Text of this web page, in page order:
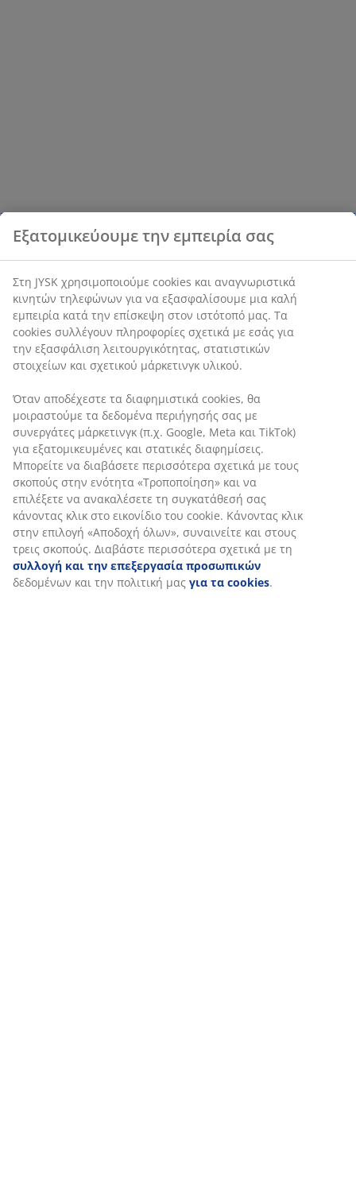
Εξατομικεύουμε την εμπειρία σας
Στη JYSK χρησιμοποιούμε cookies και αναγνωριστικά
κινητών τηλεφώνων για να εξασφαλίσουμε μια καλή
εμπειρία κατά την επίσκεψη στον ιστότοπό μας. Τα
cookies συλλέγουν πληροφορίες σχετικά με εσάς για
την εξασφάλιση λειτουργικότητας, στατιστικών
στοιχείων και σχετικού μάρκετινγκ υλικού.
Όταν αποδέχεστε τα διαφημιστικά cookies, θα
μοιραστούμε τα δεδομένα περιήγησής σας με
συνεργάτες μάρκετινγκ (π.χ. Google, Meta και TikTok)
για εξατομικευμένες και στατικές διαφημίσεις.
Μπορείτε να διαβάσετε περισσότερα σχετικά με τους
σκοπούς στην ενότητα «Τροποποίηση» και να
επιλέξετε να ανακαλέσετε τη συγκατάθεσή σας
κάνοντας κλικ στο εικονίδιο του cookie. Κάνοντας κλικ
στην επιλογή «Αποδοχή όλων», συναινείτε και στους
τρεις σκοπούς. Διαβάστε περισσότερα σχετικά με τη
συλλογή και την επεξεργασία προσωπικών
δεδομένων και την πολιτική μας για τα cookies.